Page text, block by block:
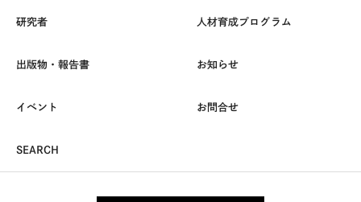
研究者 人材育成プログラム
出版物・報告書 お知らせ
イベント お問合せ
SEARCH